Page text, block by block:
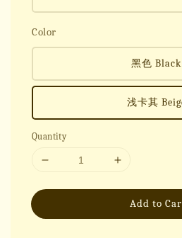
Color
黑色 Black
浅卡其
Quantity
Add to